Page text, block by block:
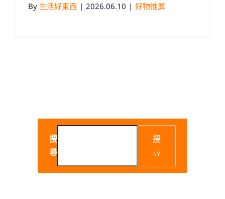
By 生活好東西 | 2026.06.10 | 好物推薦
搜
尋
搜
尋